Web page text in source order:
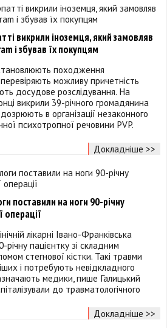
викрили іноземця, який замовляв
і збував їх покупцям
походження
можливу причетність
досудове розслідування. На
викрили 39-річного громадянина
в організації незаконного
психотропної речовини PVP.
Докладніше >>
поставили на ноги 90-річну
операції
лікарні Івано-Франківська
пацієнтку зі складним
стегнової кістки. Такі травми
і потребують невідкладного
медики, пише Галицький
до травматологічного
Докладніше >>